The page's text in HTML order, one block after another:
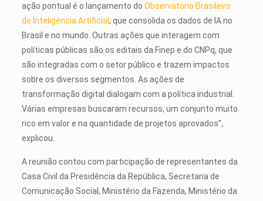
ação pontual é o lançamento do Observatório Brasileiro
de Inteligência Artificial, que consolida os dados de IA no
Brasil e no mundo. Outras ações que interagem com
políticas públicas são os editais da Finep e do CNPq, que
são integradas com o setor público e trazem impactos
sobre os diversos segmentos. As ações de
transformação digital dialogam com a política industrial.
Várias empresas buscaram recursos, um conjunto muito
rico em valor e na quantidade de projetos aprovados”,
explicou.
A reunião contou com participação de representantes da
Casa Civil da Presidência da República, Secretaria de
Comunicação Social, Ministério da Fazenda, Ministério da